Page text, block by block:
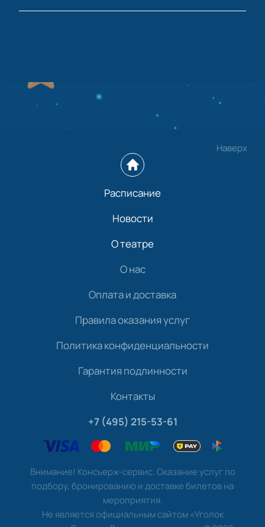
Наверх
Расписание
Новости
О театре
О нас
Оплата и доставка
Правила оказания услуг
Политика конфиденциальности
Гарантия подлинности
Контакты
+7 (495) 215-53-61
Внимание! Консьерж-сервис. Оказание услуг по
подбору, бронированию и доставке билетов на
мероприятия.
Не является официальным сайтом «Уголок